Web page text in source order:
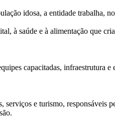
idosa, a entidade trabalha,
à saúde e à alimentação que
capacitadas, infraestrutura
e turismo,